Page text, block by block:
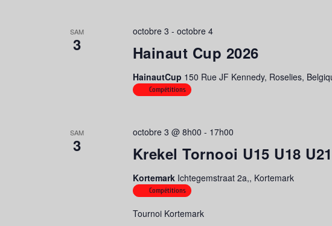
SAM
3 Hainaut Cup 2026
octobre 3 - octobre 4
HainautCup 150 Rue JF Kennedy, Roselies,
Compétitions
SAM
3 Krekel Tornooi U15 U18
octobre 3 @ 8h00 - 17h00
Kortemark Ichtegemstraat 2a,, Kortemark
Compétitions
Tournoi Kortemark